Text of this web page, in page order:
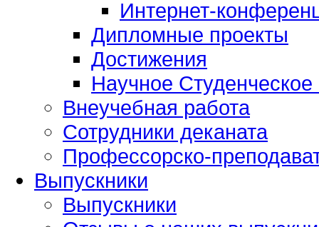
Интернет-
Дипломные проекты
Достижения
Научное
Внеучебная работа
Сотрудники деканата
Профессорско-
Выпускники
Выпускники